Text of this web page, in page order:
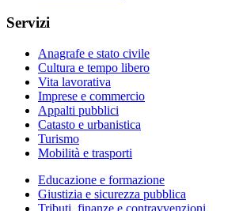
Servizi
Anagrafe e stato civile
Cultura e tempo libero
Vita lavorativa
Imprese e commercio
Appalti pubblici
Catasto e urbanistica
Turismo
Mobilità e trasporti
Educazione e formazione
Giustizia e sicurezza pubblica
Tributi, finanze e contravvenzioni